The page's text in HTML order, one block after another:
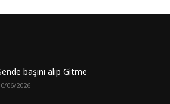
başını alıp Gitme
06/2026